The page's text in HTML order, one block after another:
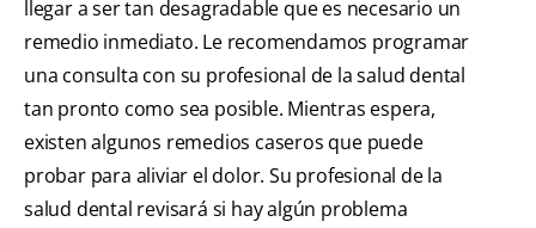
llegar a ser tan desagradable que es necesario un
remedio inmediato. Le recomendamos programar
una consulta con su profesional de la salud dental
tan pronto como sea posible. Mientras espera,
existen algunos remedios caseros que puede
probar para aliviar el dolor. Su profesional de la
salud dental revisará si hay algún problema